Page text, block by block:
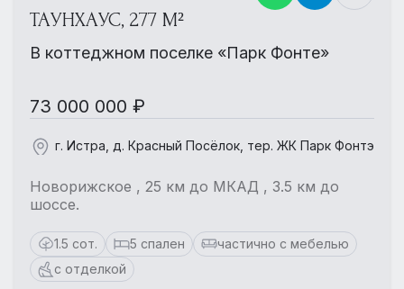
ТАУНХАУС, 277 М²
В коттеджном поселке «Парк Фонте»
73 000 000 ₽
г. Истра, д. Красный Посёлок, тер. ЖК Парк Фонтэ
Новорижское , 25 км до МКАД , 3.5 км до
шоссе.
1.5 сот. 5 спален
частично с мебелью
с отделкой